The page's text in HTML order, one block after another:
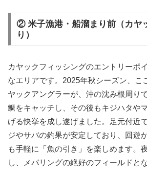
② 米子漁港・船溜まり前（カヤ
り）
カヤックフィッシングのエントリーポ
なエリアです。2025年秋シーズン、こ
ヤックアングラーが、沖の沈み根周り
鯛をキャッチし、その後もキジハタや
げる快挙を成し遂げました。足元付近
ジやサバの釣果が安定しており、回遊
も手軽に「魚の引き」を楽しめます。
し、メバリングの絶好のフィールドと